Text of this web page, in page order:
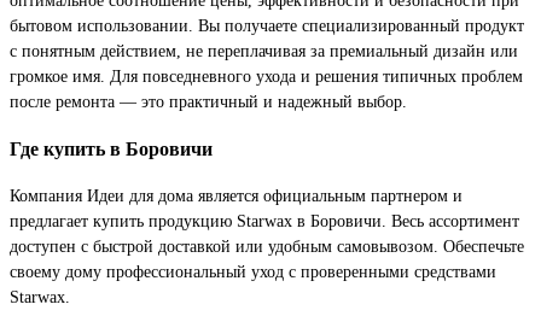
бытовом использовании. Вы получаете специализированный продукт
с понятным действием, не переплачивая за премиальный дизайн или
громкое имя. Для повседневного ухода и решения типичных проблем
после ремонта — это практичный и надежный выбор.
Где купить в Боровичи
Компания Идеи для дома является официальным партнером и
предлагает купить продукцию Starwax в Боровичи. Весь ассортимент
доступен с быстрой доставкой или удобным самовывозом. Обеспечьте
своему дому профессиональный уход с проверенными средствами
Starwax.